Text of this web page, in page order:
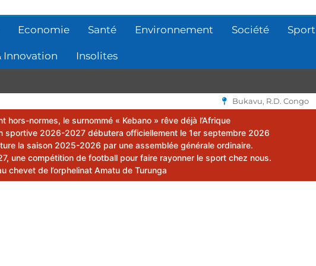
Economie Santé Environnement Société Sport
Innovation Insolites
Bukavu, R.D. Congo
hors-normes, le surnommé « Kebano » rêve déjà l’Afrique
sportive 2026-2027 débutera officiellement le 1er septembre 2026
la saison 2025-2026 par une assemblée générale ordinaire.
une compétition de football pour faire rayonner le sport chez nous.
chevet de l’orphelinat Amatu de Turunga